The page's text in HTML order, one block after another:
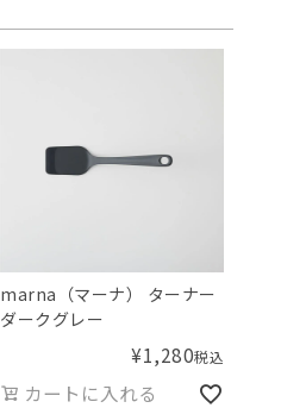
marna（マーナ） ターナー
ダークグレー
¥1,280税込
カートに入れる